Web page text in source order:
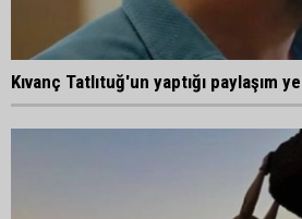
Kıvanç Tatlıtuğ'un yaptığı paylaşım